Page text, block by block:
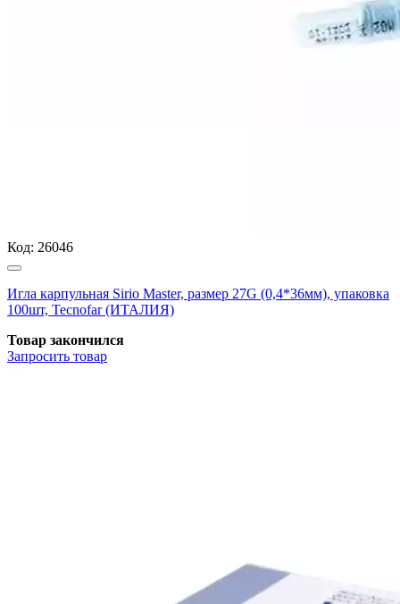
Код: 26046
Игла карпульная Sirio Master, размер 27G (0,4*36мм), упаковка
100шт, Tecnofar (ИТАЛИЯ)
Товар закончился
Запросить товар